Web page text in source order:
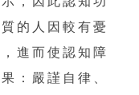
的人因較有憂
進而使認知障
：嚴謹自律、